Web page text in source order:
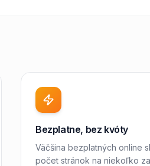
Bezplatne, bez kvóty
Väčšina bezplatných online
počet stránok na niekoľko